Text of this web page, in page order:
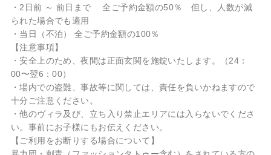
・2日前 ～ 前日まで 全ご予約金額の50％ 但し、人数が減
られた場合でも適用
・当日（不泊） 全ご予約金額の100％
【注意事項】
・安全上のため、夜間は正面玄関を施錠いたします。（24：
00〜翌6：00）
・場内での盗難、事故等に関しては、責任を負いかねますので
十分ご注意ください。
・他のヴィラ及び、立ち入り禁止エリアには入らないでくださ
い。事前にお子様にもお伝えください。
【ご利用をお断りする場合について】